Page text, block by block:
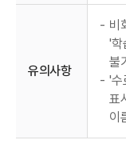
유의사항
- 비
'학
불
- '수
표
이